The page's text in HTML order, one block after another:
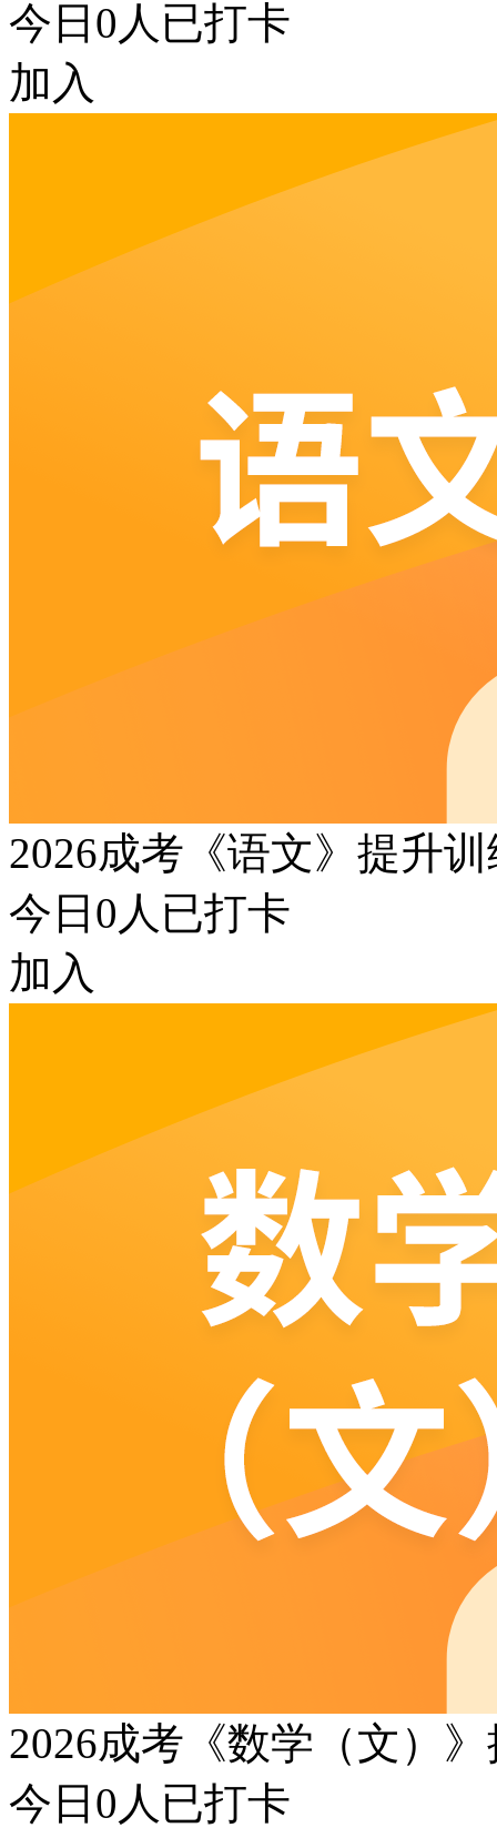
今日 0 人已打卡
加入
2026成考《语文》提升
今日 0 人已打卡
加入
2026成考《数学（文）
今日 0 人已打卡